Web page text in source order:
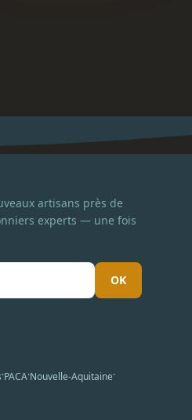
artisans près de
experts — une fois
OK
·PACA·Nouvelle-Aquitaine·